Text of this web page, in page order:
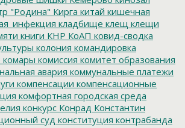
"Родина" Кирга китай кишечная
кладбище клещ клещи
книги КНР КоАП ковид-сводка
колония командировка
комары комиссия комитет образования
авария коммунальные платежи
компенсации компенсационные
комфортная городская среда
конкурс Конрад Константин
суд конституция контрабанда